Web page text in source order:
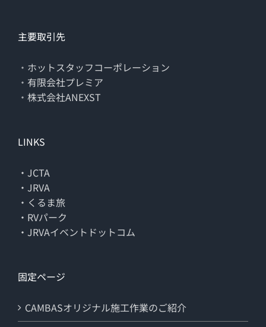
主要取引先
・ ホットスタッフコーポレーション
・ 有限会社プレミア
・ 株式会社ANEXST
LINKS
・JCTA
・JRVA
・くるま旅
・RVパーク
・JRVAイベントドットコム
固定ページ
CAMBASオリジナル施工作業のご紹介